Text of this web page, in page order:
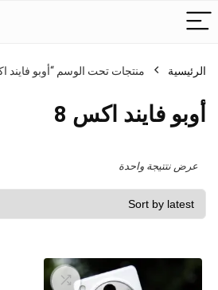
الرئيسية منتجات تحت الوسم “أوبو فايند
أوبو فايند اكس 8
عرض نتتيجة واحدة